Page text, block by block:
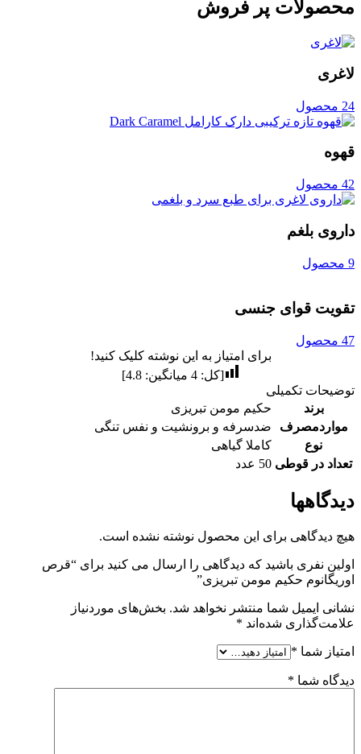
محصولات پر فروش
لاغری
24 محصول
قهوه
42 محصول
داروی بلغم
9 محصول
تقویت قوای جنسی
47 محصول
برای امتیاز به این نوشته کلیک کنید!
[کل:4 میانگین:4.8
]
توضیحات تکمیلی
برند
حکیم مومن تبریزی
مواردمصرف
ضدسرفه و برونشیت و نفس تنگی
نوع
کاملا گیاهی
تعداد در قوطی 50 عدد
دیدگاهها
هیچ دیدگاهی برای این محصول نوشته نشده است.
اولین نفری باشید که دیدگاهی را ارسال می کنید برای “قرص
اوریگانوم حکیم مومن تبریزی”
نشانی ایمیل شما منتشر نخواهد شد. بخش‌های موردنیاز
علامت‌گذاری شده‌اند *
امتیاز شما *
دیدگاه شما *